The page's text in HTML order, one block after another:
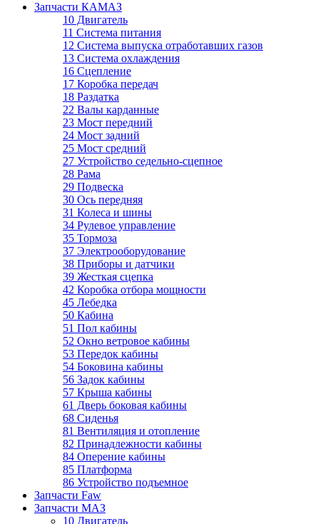
Запчасти КАМАЗ
10 Двигатель
11 Система питания
12 Система выпуска отработавших газов
13 Система охлаждения
16 Сцепление
17 Коробка передач
18 Раздатка
22 Валы карданные
23 Мост передний
24 Мост задний
25 Мост средний
27 Устройство седельно-сцепное
28 Рама
29 Подвеска
30 Ось передняя
31 Колеса и шины
34 Рулевое управление
35 Тормоза
37 Электрооборудование
38 Приборы и датчики
39 Жесткая сцепка
42 Коробка отбора мощности
45 Лебедка
50 Кабина
51 Пол кабины
52 Окно ветровое кабины
53 Передок кабины
54 Боковина кабины
56 Задок кабины
57 Крыша кабины
61 Дверь боковая кабины
68 Сиденья
81 Вентиляция и отопление
82 Принадлежности кабины
84 Оперение кабины
85 Платформа
86 Устройство подъемное
Запчасти Faw
Запчасти МАЗ
10 Двигатель